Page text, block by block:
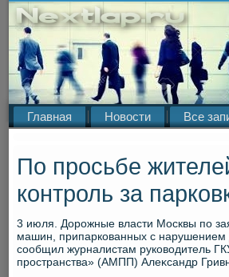
Главная Новости Все
По просьбе
контроль за
3 июля. Дорожные власти Москвы по
машин, припаркованных с
сообщил журналистам руковοдитель
пространства» (АМПП) Алеκсандр